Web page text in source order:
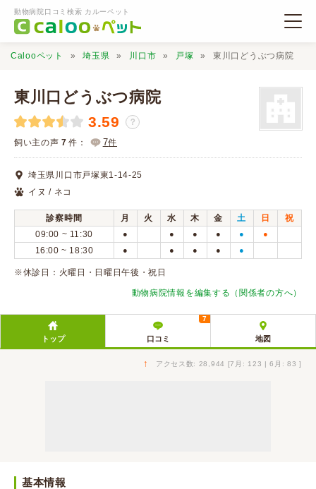
動物病院口コミ検索 カルーペット
動物病院検索
口コミ検索
Calooペットとは？
口コミ投稿
Calooペット 埼玉県 川口市 戸塚 東川口どうぶつ病院
東川口どうぶつ病院
3.59 ？
飼い主の声 7 件： 7件
埼玉県川口市戸塚東1-14-25
イヌ / ネコ
診察時間 月 火 水 木 金 土 日
祝
09:00 ~ 11:30
● ● ● ● ● ●
16:00 ~ 18:30 ● ● ● ● ●
※休診日：火曜日・日曜日午後・祝日
動物病院情報を編集する（関係者の方へ）
トップ 口コミ
7
地図
↑ アクセス数: 28,944 [7月: 123 | 6月: 83 ]
基本情報